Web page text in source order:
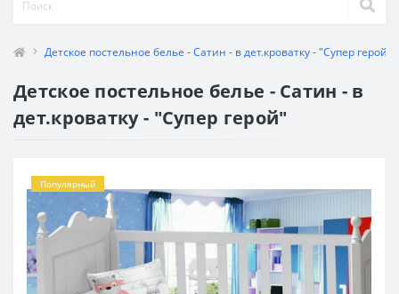
Детское постельное белье - Сатин - в дет.кроватку - "Супер герой"
Детское постельное белье - Сатин - в
дет.кроватку - "Супер герой"
Популярный